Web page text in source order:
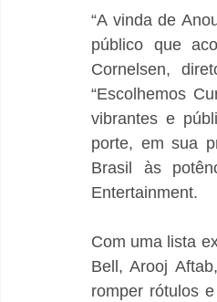
“A vinda de
público que
Cornelsen,
“Escolhemos
vibrantes e
porte, em sua
Brasil às
Entertainment.
Com uma lista
Bell, Arooj
romper rótulos